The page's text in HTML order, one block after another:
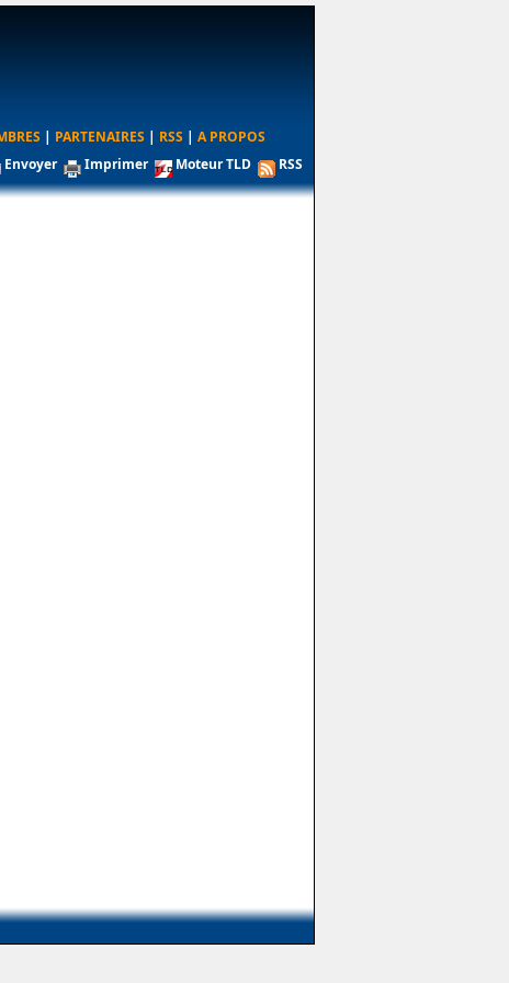
| PARTENAIRES | RSS | A PROPOS
Envoyer Imprimer Moteur TLD RSS